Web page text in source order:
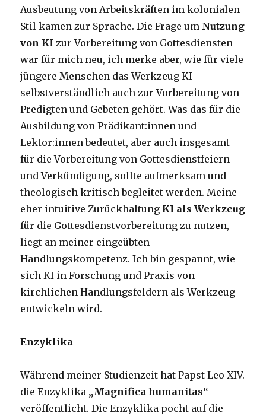
Ausbeutung von Arbeitskräften im kolonialen
Stil kamen zur Sprache. Die Frage um Nutzung
von KI zur Vorbereitung von Gottesdiensten
war für mich neu, ich merke aber, wie für viele
jüngere Menschen das Werkzeug KI
selbstverständlich auch zur Vorbereitung von
Predigten und Gebeten gehört. Was das für die
Ausbildung von Prädikant:innen und
Lektor:innen bedeutet, aber auch insgesamt
für die Vorbereitung von Gottesdienstfeiern
und Verkündigung, sollte aufmerksam und
theologisch kritisch begleitet werden. Meine
eher intuitive Zurückhaltung KI als Werkzeug
für die Gottesdienstvorbereitung zu nutzen,
liegt an meiner eingeübten
Handlungskompetenz. Ich bin gespannt, wie
sich KI in Forschung und Praxis von
kirchlichen Handlungsfeldern als Werkzeug
entwickeln wird.
Enzyklika
Während meiner Studienzeit hat Papst Leo XIV.
die Enzyklika „Magnifica humanitas“
veröffentlicht. Die Enzyklika pocht auf die